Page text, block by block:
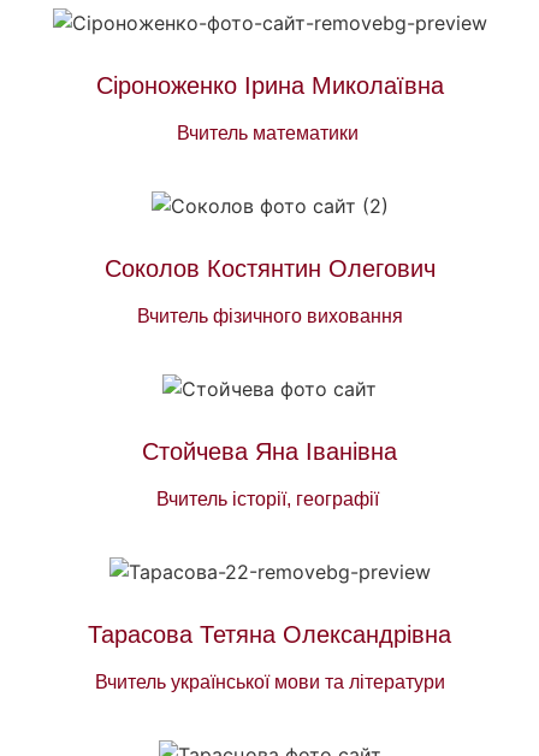
Сіроноженко Ірина Миколаївна
Вчитель математики
Соколов Костянтин Олегович
Вчитель фізичного виховання
Стойчева Яна Іванівна
Вчитель історії, географії
Тарасова Тетяна Олександрівна
Вчитель української мови та літератури